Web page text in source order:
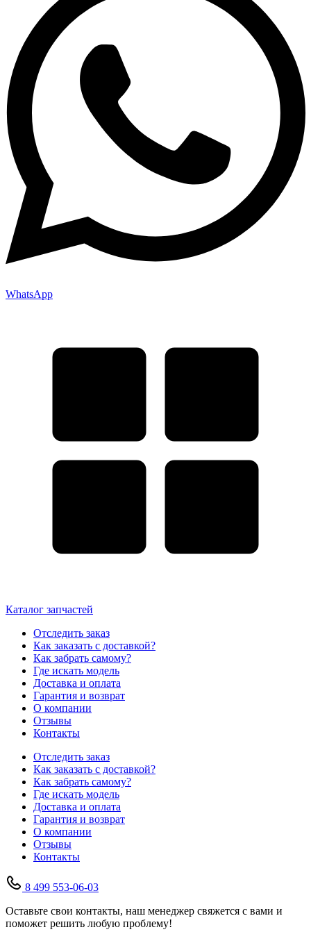
WhatsApp
Каталог запчастей
Отследить заказ
Как заказать с доставкой?
Как забрать самому?
Где искать модель
Доставка и оплата
Гарантия и возврат
О компании
Отзывы
Контакты
Отследить заказ
Как заказать с доставкой?
Как забрать самому?
Где искать модель
Доставка и оплата
Гарантия и возврат
О компании
Отзывы
Контакты
8 499 553-06-03
Оставьте свои контакты, наш менеджер свяжется с вами и
поможет решить любую проблему!